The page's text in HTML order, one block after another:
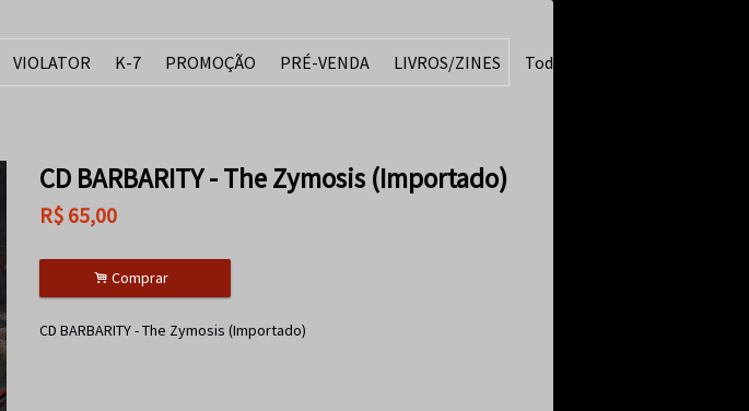
VIOLATOR K-7 PROMOÇÃO PRÉ-VENDA LIVROS/ZINES Todos
CD BARBARITY - The Zymosis (Importado)
R$ 65,00
. Comprar
CD BARBARITY - The Zymosis (Importado)